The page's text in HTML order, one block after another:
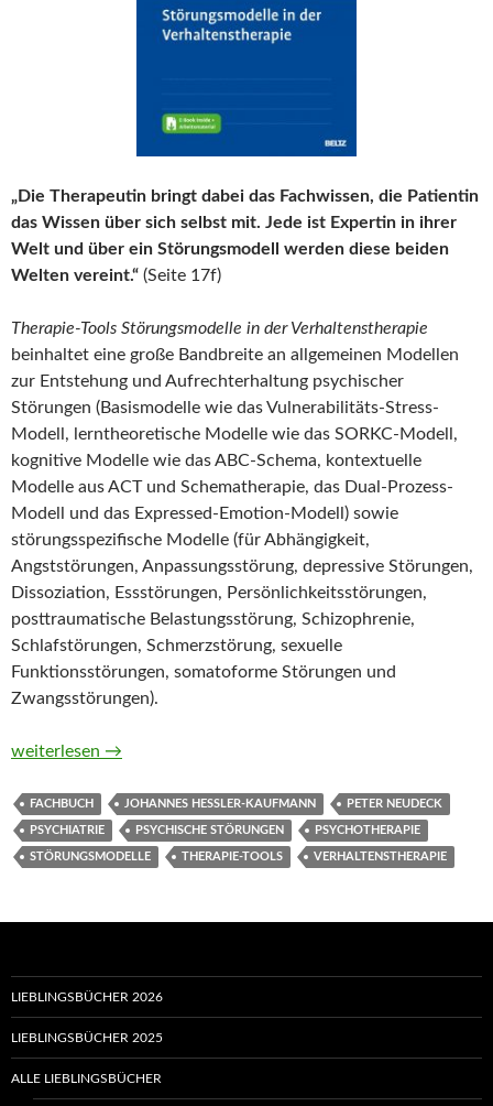
„Die Therapeutin bringt dabei das Fachwissen, die Patientin
das Wissen über sich selbst mit. Jede ist Expertin in ihrer
Welt und über ein Störungsmodell werden diese beiden
Welten vereint.“ (Seite 17f)
Therapie-Tools Störungsmodelle in der Verhaltenstherapie
beinhaltet eine große Bandbreite an allgemeinen Modellen
zur Entstehung und Aufrechterhaltung psychischer
Störungen (Basismodelle wie das Vulnerabilitäts-Stress-
Modell, lerntheoretische Modelle wie das SORKC-Modell,
kognitive Modelle wie das ABC-Schema, kontextuelle
Modelle aus ACT und Schematherapie, das Dual-Prozess-
Modell und das Expressed-Emotion-Modell) sowie
störungsspezifische Modelle (für Abhängigkeit,
Angststörungen, Anpassungsstörung, depressive Störungen,
Dissoziation, Essstörungen, Persönlichkeitsstörungen,
posttraumatische Belastungsstörung, Schizophrenie,
Schlafstörungen, Schmerzstörung, sexuelle
Funktionsstörungen, somatoforme Störungen und
Zwangsstörungen).
Therapie-Tools Störungsmodelle in der Verhaltenstherapie
weiterlesen →
FACHBUCH JOHANNES HESSLER-KAUFMANN PETER NEUDECK
PSYCHIATRIE PSYCHISCHE STÖRUNGEN PSYCHOTHERAPIE
STÖRUNGSMODELLE THERAPIE-TOOLS VERHALTENSTHERAPIE
LIEBLINGSBÜCHER 2026
LIEBLINGSBÜCHER 2025
ALLE LIEBLINGSBÜCHER